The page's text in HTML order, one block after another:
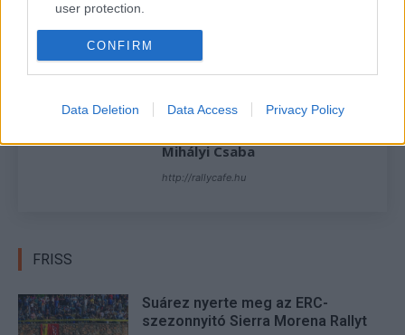
user protection.
CONFIRM
Data Deletion Data Access Privacy Policy
Mihályi Csaba
http://rallycafe.hu
FRISS
Suárez nyerte meg az ERC-
szezonnyitó Sierra Morena Rallyt